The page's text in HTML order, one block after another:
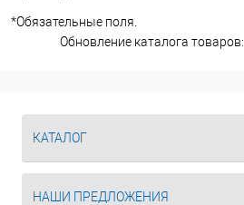
*Обязательные поля.
Обновление каталога товаров:
КАТАЛОГ
НАШИ ПРЕДЛОЖЕНИЯ